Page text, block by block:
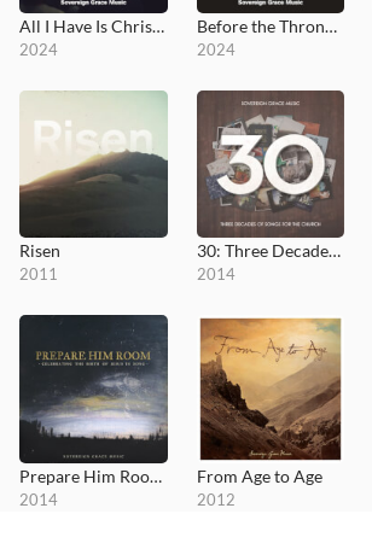
All I Have Is Christ (Live at WorshipGod)
2024
Before the Throne of God Above
2024
Risen
2011
30: Three Decades of Songs for the Church
2014
Prepare Him Room: Celebrating the Birth of Jesus in Song
2014
From Age to Age
2012